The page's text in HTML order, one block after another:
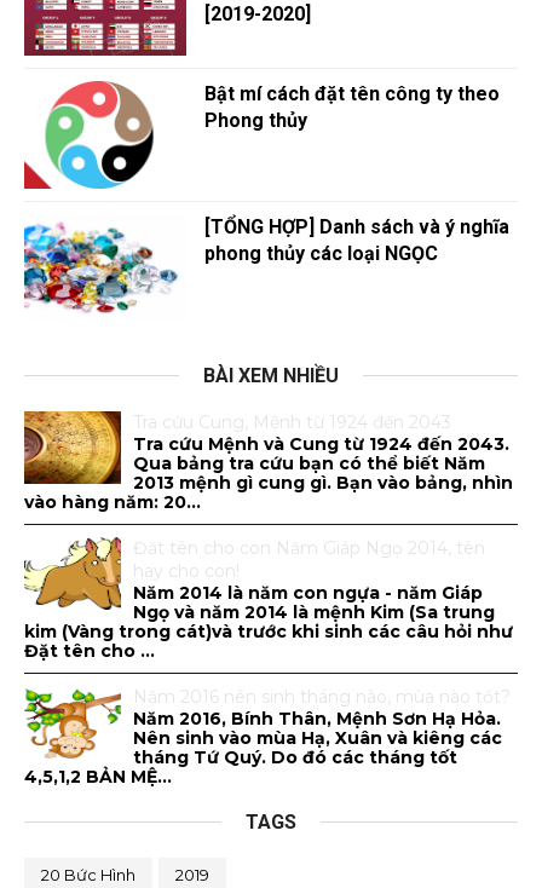
[2019-2020]
Bật mí cách đặt tên công ty theo
Phong thủy
[TỔNG HỢP] Danh sách và ý nghĩa
phong thủy các loại NGỌC
BÀI XEM NHIỀU
Tra cứu Cung, Mệnh từ 1924 đến 2043
Tra cứu Mệnh và Cung từ 1924 đến 2043.
Qua bảng tra cứu bạn có thể biết Năm
2013 mệnh gì cung gì. Bạn vào bảng, nhìn
vào hàng năm: 20...
Đăt tên cho con Năm Giáp Ngọ 2014, tên
hay cho con!
Năm 2014 là năm con ngựa - năm Giáp
Ngọ và năm 2014 là mệnh Kim (Sa trung
kim (Vàng trong cát)và trước khi sinh các câu hỏi như
Đặt tên cho ...
Năm 2016 nên sinh tháng nào, mùa nào tốt?
Năm 2016, Bính Thân, Mệnh Sơn Hạ Hỏa.
Nên sinh vào mùa Hạ, Xuân và kiêng các
tháng Tứ Quý. Do đó các tháng tốt
4,5,1,2 BẢN MỆ...
TAGS
20 Bức Hình 2019